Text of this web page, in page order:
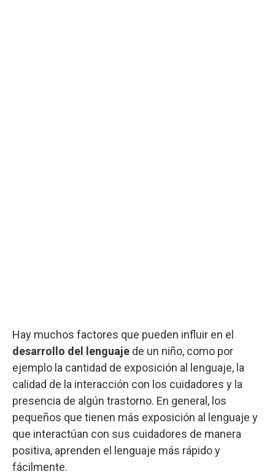
Hay muchos factores que pueden influir en el
desarrollo del lenguaje de un niño, como por
ejemplo la cantidad de exposición al lenguaje, la
calidad de la interacción con los cuidadores y la
presencia de algún trastorno. En general, los
pequeños que tienen más exposición al lenguaje y
que interactúan con sus cuidadores de manera
positiva, aprenden el lenguaje más rápido y
fácilmente.